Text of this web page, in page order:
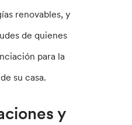
renovables, y
de quienes
para la
su casa.
y